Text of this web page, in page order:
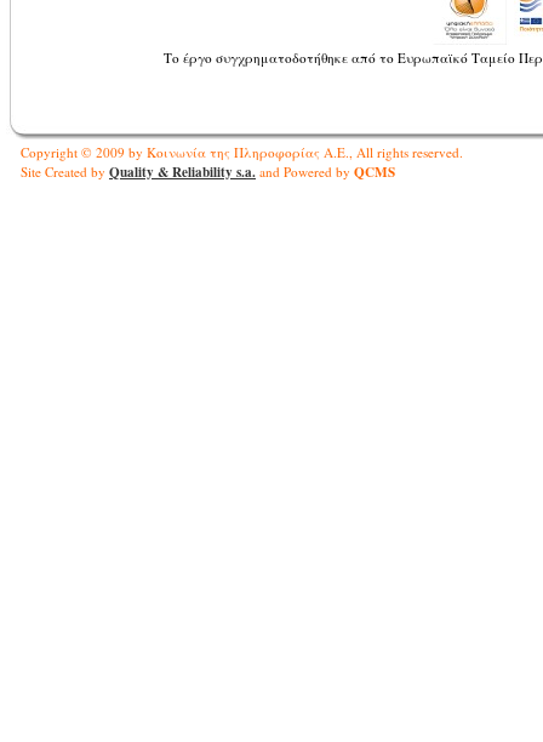
Το έργο συγχρηματοδοτήθηκε από το Ευρωπαϊκό Ταμείο
Copyright © 2009 by Κοινωνία της Πληροφορίας Α.Ε., All rights reserved.
Site Created by Quality & Reliability s.a. and Powered by QCMS